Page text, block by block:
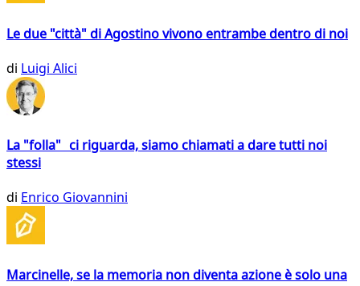
Le due "città" di Agostino vivono entrambe dentro di noi
di Luigi Alici
La "folla" ci riguarda, siamo chiamati a dare tutti noi
stessi
di Enrico Giovannini
Marcinelle, se la memoria non diventa azione è solo una